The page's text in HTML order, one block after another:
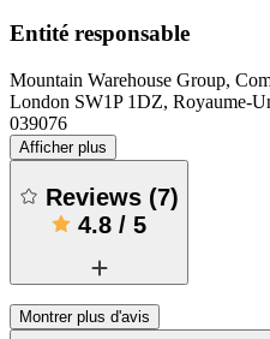
Entité responsable
Mountain Warehouse Group,
London SW1P 1DZ, Royaume-
039076
Afficher plus
Reviews (7)
4.8 / 5
Montrer plus d'avis